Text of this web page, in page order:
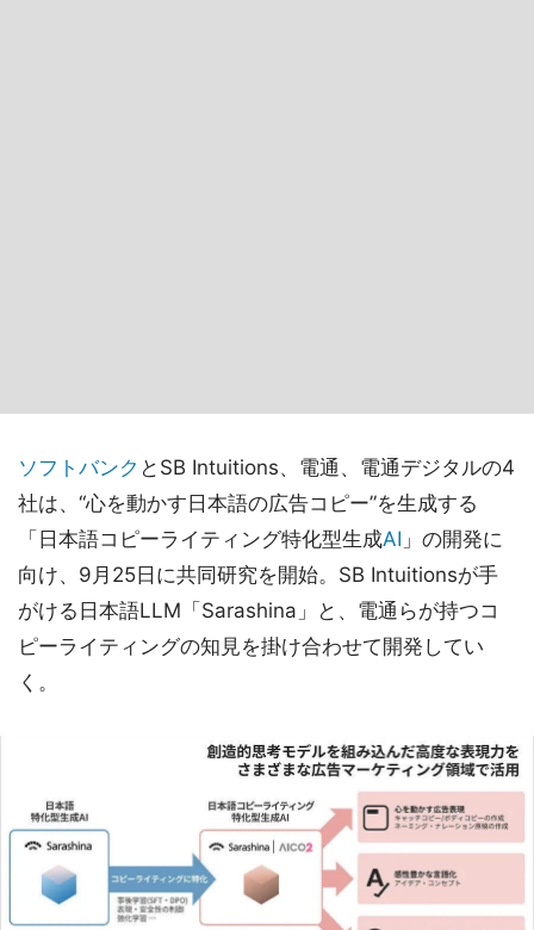
ソフトバンク とSB Intuitions、電通、電通デジタルの4
社は、“心を動かす日本語の広告コピー”を生成する
「日本語コピーライティング特化型生成AI 」の開発に
向け、9月25日に共同研究を開始。SB Intuitionsが手
がける日本語LLM「Sarashina」と、電通らが持つコ
ピーライティングの知見を掛け合わせて開発してい
く。